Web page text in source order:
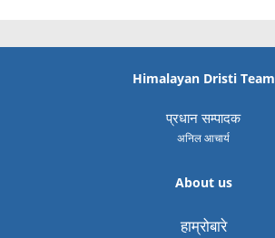
Himalayan Dristi Team
प्रधान सम्पादक
अनिल आचार्य
About us
हाम्रोबारे